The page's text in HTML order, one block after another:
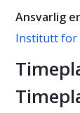
Ansvarlig
Institutt for